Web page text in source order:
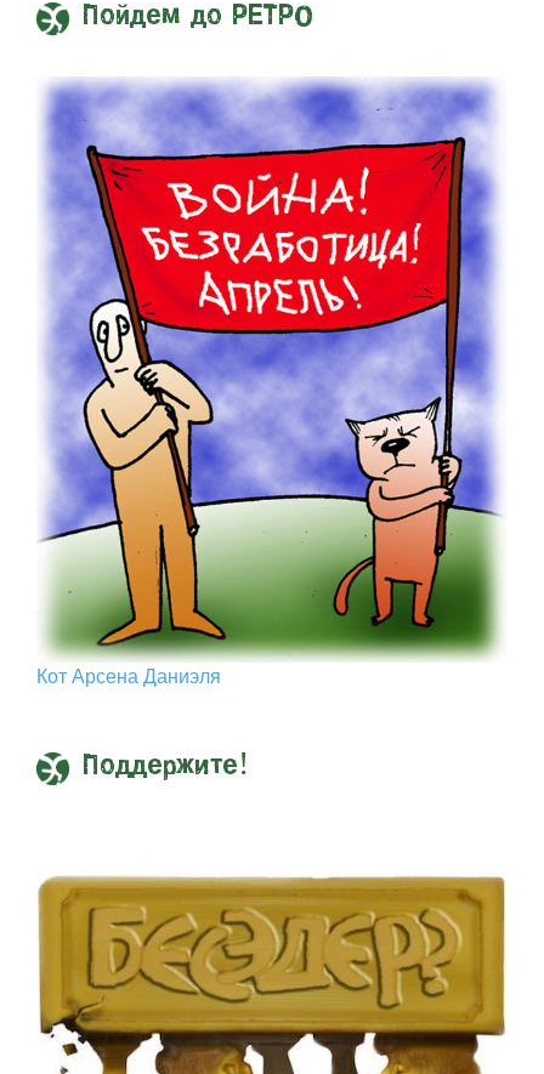
Пойдем до РЕТРО
Кот Арcена Даниэля
Поддержите!